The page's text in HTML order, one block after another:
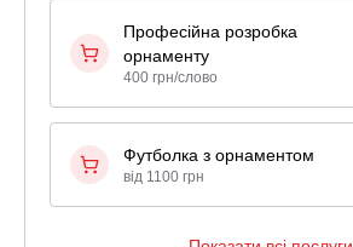
Професійна розробка
орнаменту
400 грн/слово
Футболка з орнаментом
від 1100 грн